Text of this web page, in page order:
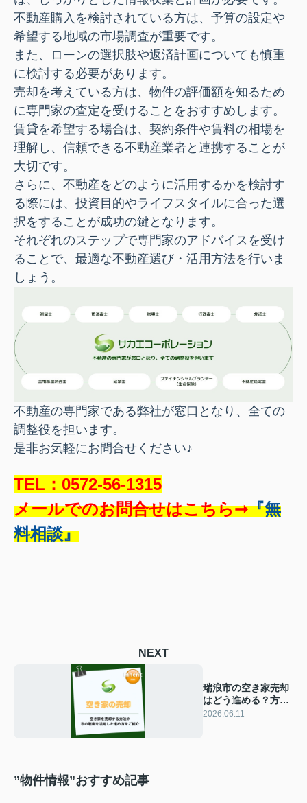
不動産購入を検討されている方は、予算の設定や
希望する地域の市場調査が重要です。
また、ローンの選択肢や返済計画についても慎重
に検討する必要があります。
売却を考えている方は、物件の評価額を知るため
に専門家の査定を受けることをおすすめします。
賃貸を希望する場合は、契約条件や賃料の相場を
理解し、信頼できる不動産業者と連携することが
大切です。
さらに、不動産をどのように活用するかを検討す
る際には、投資目的やライフスタイルに合った選
択をすることが成功の鍵となります。
それぞれのステップで専門家のアドバイスを受け
ることで、 最適な不動産選び・活用方法を行いま
しょう。
不動産の専門家である弊社が窓口となり、全ての
調整役を担います。
是非お気軽にお問合せください♪
TEL：0572-56-1315
メールでのお問合せはこちら➞『無
料相談』
NEXT
瑞浪市の空き家売却
はどう進める？方法
を比較して最適な選
2026.06.11
”物件情報”おすすめ記事